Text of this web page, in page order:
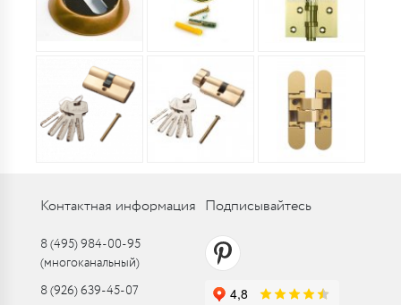
Контактная информация
8 (495) 984-00-95
(многоканальный)
8 (926) 639-45-07
Подписывайтесь